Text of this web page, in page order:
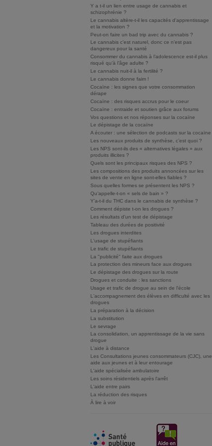
Y a t-il un lien entre usage de cannabis et
schizophrénie ?
Le cannabis altère-t-il les capacités d'apprentissage
et la motivation ?
Peut-on faire un bad trip avec du cannabis ?
Le cannabis c'est naturel, donc ce n'est pas
dangereux pour la santé
Consommer du cannabis à l’adolescence est-il plus
risqué qu’à l’âge adulte ?
Le cannabis nuit-il à la fertilité ?
Le cannabis donne faim !
Cocaïne : les signes que votre consommation
dérape
Cocaïne : des risques accrus pour le coeur
Cocaïne : entraide et soutien grâce aux forums
Vos questions et nos réponses sur la cocaïne
Le dépistage de la cocaïne
A écouter : une sélection de podcasts sur la cocaïne
Les nouveaux produits de synthèse, c’est quoi ?
Les NPS sont-ils des « alternatives légales » aux
produits illicites ?
Quels sont les principaux risques des NPS ?
Les compositions des produits annoncées sur les
sites de vente en ligne sont-elles fiables ?
Sous quelles formes se présentent les NPS ?
Qu’appelle-t-on « sels de bain » ?
Y’a-t-il du THC dans le cannabis de synthèse ?
Comment dépiste t-on les drogues ?
Les résultats d'un test de dépistage
Tableau des durées de positivité
Les drogues interdites
L'usage de stupéfiants
Le trafic de stupéfiants
La "publicité" faite aux drogues
La protection des mineurs face aux drogues
Le dépistage des drogues sur la route
Drogues et conduite : les sanctions
Usage et trafic de drogue au sein de l'école
L'accompagnement des élèves en difficulté avec les
drogues
La préparation à la décision
La substitution
Le sevrage
La consolidation, un apprentissage de la vie sans
drogue
L'aide à distance
Les Consultations jeunes consommateurs (CJC), une
aide aux jeunes et à leur entourage
L'aide spécialisée ambulatoire
Les soins résidentiels après l'arrêt
L'aide entre pairs
La réduction des risques
À lire à voir